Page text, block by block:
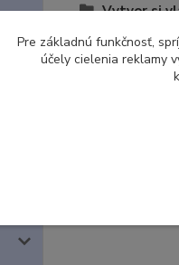
Vytvor si
Pre základnú funkčnosť,
účely cielenia reklamy